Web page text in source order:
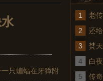
只蝙蝠在牙獐附
1
老
法
2
还
3
焚
4
白
5
传